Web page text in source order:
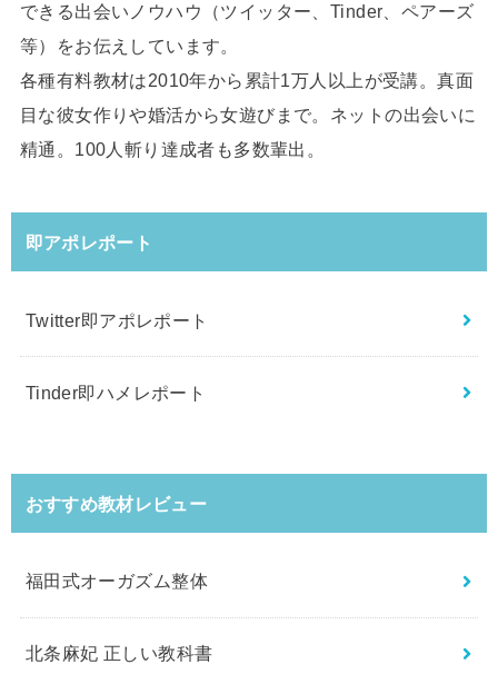
できる出会いノウハウ（ツイッター、Tinder、ペアーズ
等）をお伝えしています。
各種有料教材は2010年から累計1万人以上が受講。真面
目な彼女作りや婚活から女遊びまで。ネットの出会いに
精通。100人斬り達成者も多数輩出。
即アポレポート
Twitter即アポレポート
Tinder即ハメレポート
おすすめ教材レビュー
福田式オーガズム整体
北条麻妃 正しい教科書